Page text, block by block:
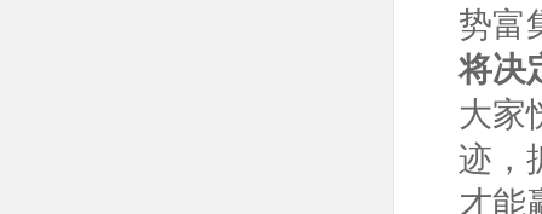
势富
将决
大家
迹，
才能